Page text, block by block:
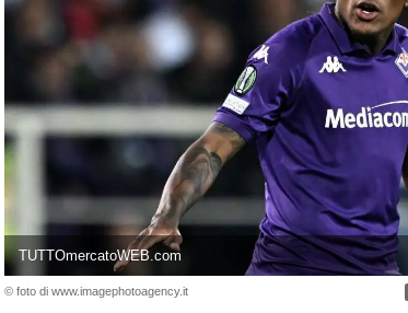
TUTTOmercatoWEB.com
© foto di www.imagephotoagency.it